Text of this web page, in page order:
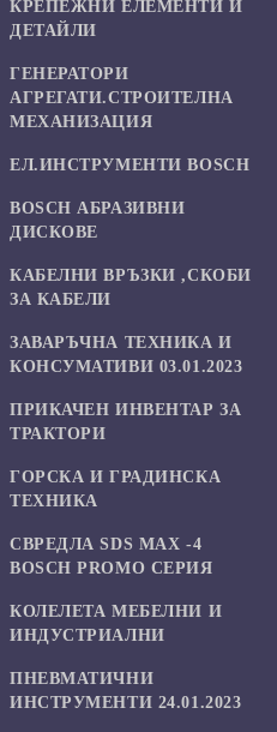
КРЕПЕЖНИ ЕЛЕМЕНТИ И
ДЕТАЙЛИ
ГЕНЕРАТОРИ
АГРЕГАТИ.СТРОИТЕЛНА
МЕХАНИЗАЦИЯ
ЕЛ.ИНСТРУМЕНТИ BOSCH
BOSCH АБРАЗИВНИ
ДИСКОВЕ
КАБЕЛНИ ВРЪЗКИ ,СКОБИ
ЗА КАБЕЛИ
ЗАВАРЪЧНА ТЕХНИКА И
КОНСУМАТИВИ 03.01.2023
ПРИКАЧЕН ИНВЕНТАР ЗА
ТРАКТОРИ
ГОРСКА И ГРАДИНСКА
ТЕХНИКА
СВРЕДЛА SDS MAX -4
BOSCH PROMO СЕРИЯ
КОЛЕЛЕТА МЕБЕЛНИ И
ИНДУСТРИАЛНИ
ПНЕВМАТИЧНИ
ИНСТРУМЕНТИ 24.01.2023